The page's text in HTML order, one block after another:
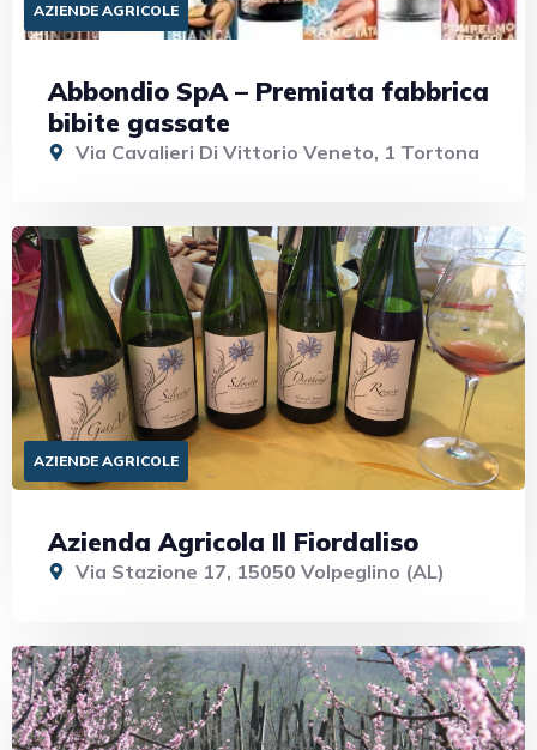
AZIENDE AGRICOLE
Abbondio SpA – Premiata fabbrica
bibite gassate
Via Cavalieri Di Vittorio Veneto, 1 Tortona
AZIENDE AGRICOLE
Azienda Agricola Il Fiordaliso
Via Stazione 17, 15050 Volpeglino (AL)